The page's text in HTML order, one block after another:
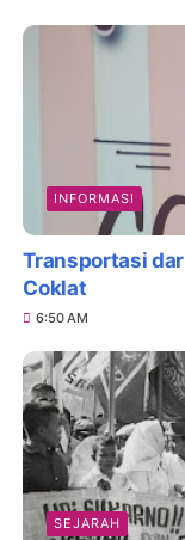
INFORMASI
Transportasi
Coklat
6:50 AM
SEJARAH